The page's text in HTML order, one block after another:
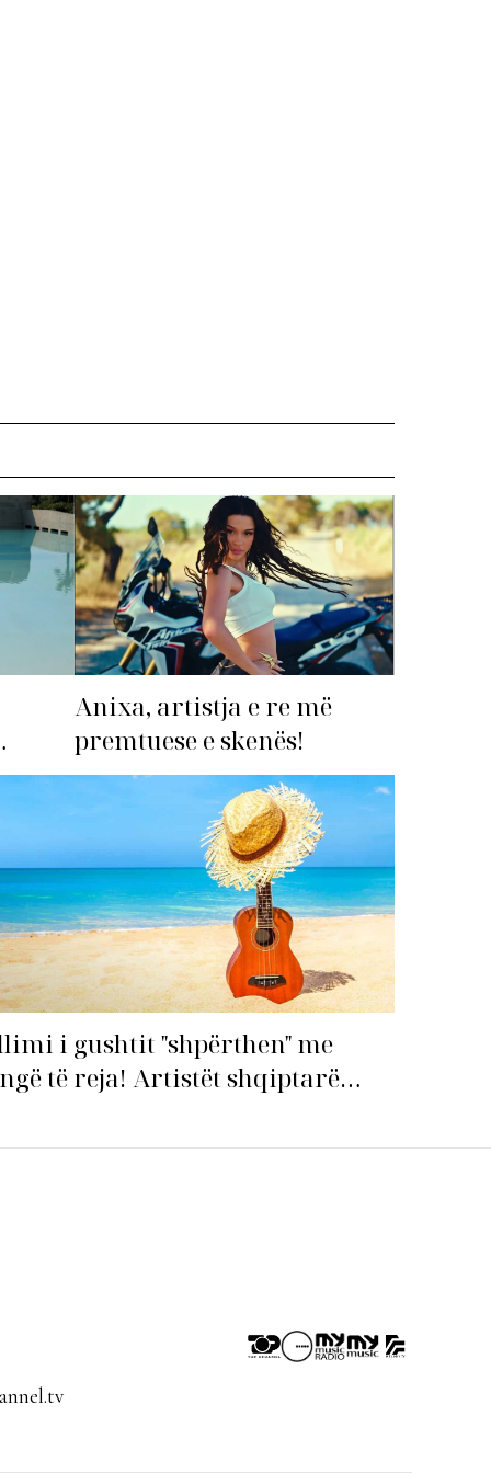
i
Anixa, artistja e re më
premtuese e skenës!
i gushtit "shpërthen" me
të reja! Artistët shqiptarë